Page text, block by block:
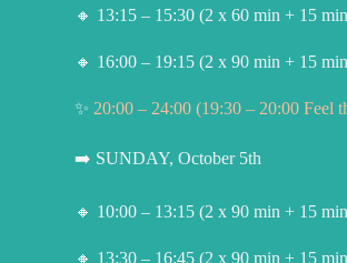
🔸 13:15 – 15:30 (2 x 60 min + 15
🔸 16:00 – 19:15 (2 x 90 min + 15
✨ 20:00 – 24:00 (19:30 – 20:00 Feel
➡️ SUNDAY, October 5th
🔸 10:00 – 13:15 (2 x 90 min + 15
🔸 13:30 – 16:45 (2 x 90 min + 15